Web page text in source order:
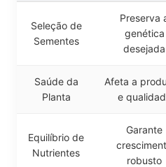
Seleção de
Sementes
Preserva
genética
desejada
Saúde da
Planta
Afeta a
e
Equilíbrio de
Nutrientes
Garante
robusto